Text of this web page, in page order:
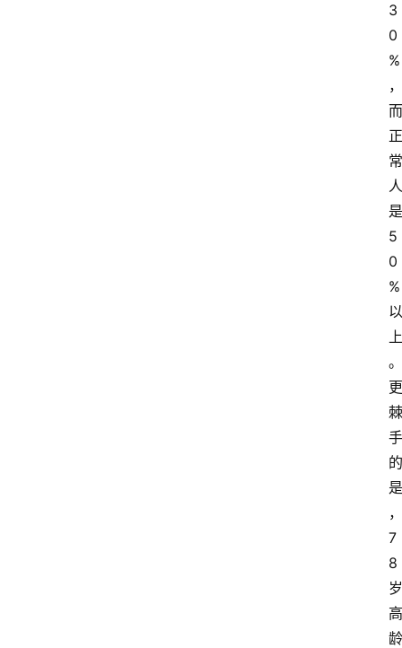
3
0
%
，
而
正
常
人
是
5
0
%
以
上
。
更
棘
手
的
是
，
7
8
岁
高
龄